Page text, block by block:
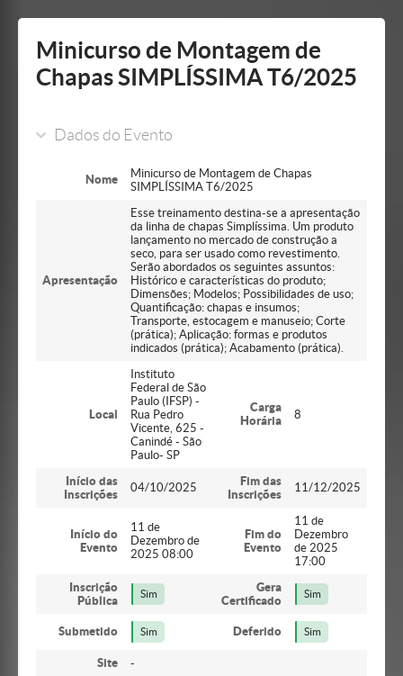
barra
Minicurso de Montagem de
Chapas SIMPLÍSSIMA T6/2025
Dados do Evento
Nome
Minicurso de Montagem de Chapas
SIMPLÍSSIMA T6/2025
Apresentação
Esse treinamento destina-se a apresentação
da linha de chapas Simplíssima. Um produto
lançamento no mercado de construção a
seco, para ser usado como revestimento.
Serão abordados os seguintes assuntos:
Histórico e características do produto;
Dimensões; Modelos; Possibilidades de uso;
Quantificação: chapas e insumos;
Transporte, estocagem e manuseio; Corte
(prática); Aplicação: formas e produtos
indicados (prática); Acabamento (prática).
Local
Instituto
Federal de São
Paulo (IFSP) -
Rua Pedro
Vicente, 625 -
Canindé - São
Paulo- SP
Carga
Horária
8
Início das
Inscrições
04/10/2025
Fim das
Inscrições
11/12/2025
Início do
Evento
11 de
Dezembro de
2025 08:00
Fim do
Evento
11 de
Dezembro
de 2025
17:00
Inscrição
Pública
Sim
Gera
Certificado
Sim
Submetido Sim Deferido Sim
Site -